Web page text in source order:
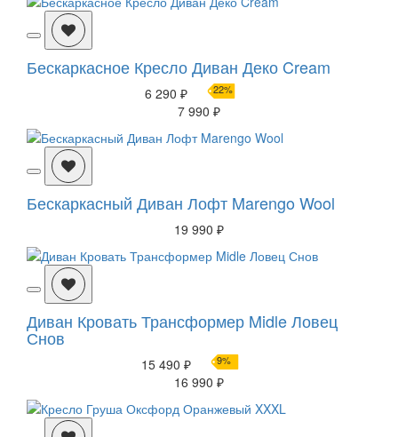
Бескаркасное Кресло Диван Деко Cream
6 290 ₽ 22%
7 990 ₽
Бескаркасный Диван Лофт Marengo Wool
19 990 ₽
Диван Кровать Трансформер Midle Ловец
Снов
15 490 ₽ 9%
16 990 ₽